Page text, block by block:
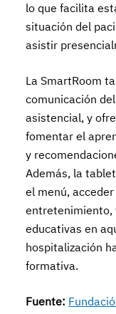
lo que facilita
situación del
asistir
La SmartRoom
comunicación
asistencial, y
fomentar el
y
Además, la
el menú,
entretenimiento,
educativas en
hospitalización
formativa.
Fuente: